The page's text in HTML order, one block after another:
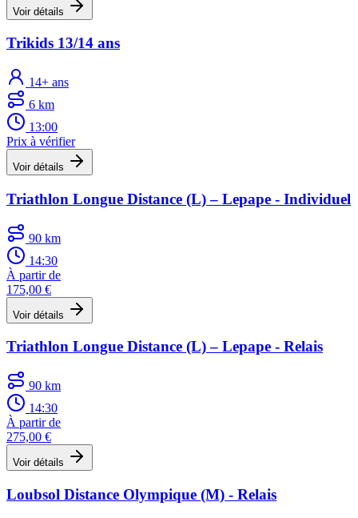
Voir détails
Trikids 13/14 ans
14+ ans
6 km
13:00
Prix à vérifier
Voir détails
Triathlon Longue Distance (L) – Lepape - Individuel
90 km
14:30
À partir de
175,00 €
Voir détails
Triathlon Longue Distance (L) – Lepape - Relais
90 km
14:30
À partir de
275,00 €
Voir détails
Loubsol Distance Olympique (M) - Relais